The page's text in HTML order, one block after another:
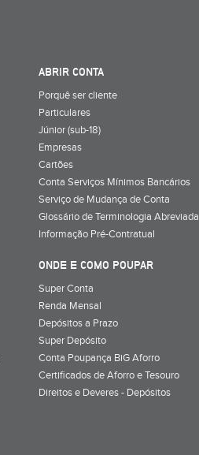
ABRIR CONTA
Porquê ser cliente
Particulares
Júnior (sub-18)
Empresas
Cartões
Conta Serviços Mínimos Bancários
Serviço de Mudança de Conta
Glossário de Terminologia Abreviada
Informação Pré-Contratual
ONDE E COMO POUPAR
Super Conta
Renda Mensal
Depósitos a Prazo
Super Depósito
Conta Poupança BiG Aforro
Certificados de Aforro e Tesouro
Direitos e Deveres - Depósitos